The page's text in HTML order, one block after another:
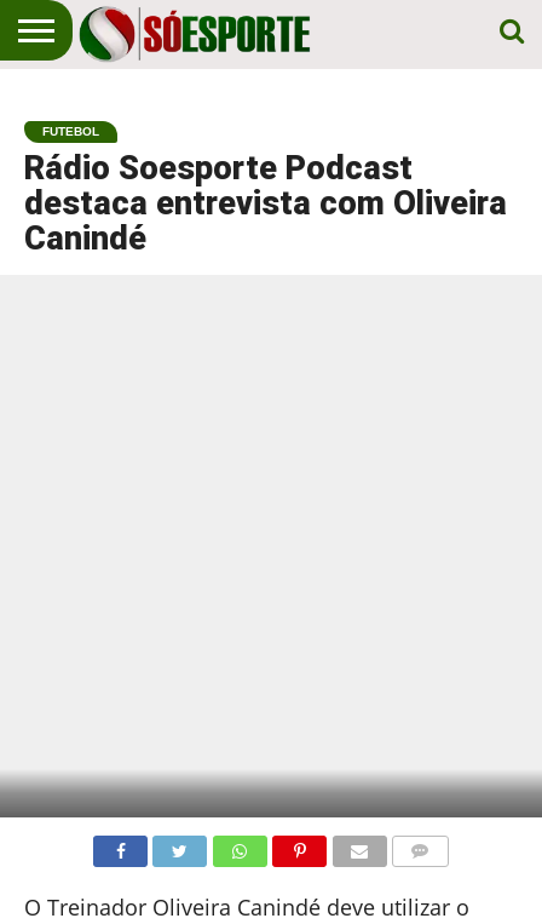
EM
PRIMEIRO
LUGAR!
ESPORTE
FUTEBOL
Rádio Soesporte Podcast
destaca entrevista com Oliveira
Canindé
O Treinador Oliveira Canindé deve utilizar o